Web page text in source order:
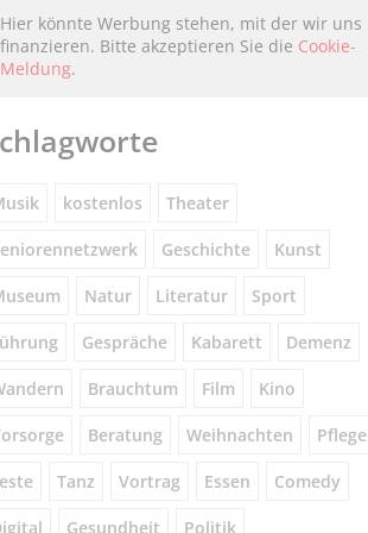
Hier könnte Werbung stehen, mit der wir uns
finanzieren. Bitte akzeptieren Sie die Cookie-
Meldung.
kostenlos Theater
Geschichte Kunst
Natur Literatur Sport
Gespräche Kabarett Demenz
Brauchtum Film Kino
Beratung Weihnachten Pflege
Tanz Vortrag Essen Comedy
Gesundheit Politik